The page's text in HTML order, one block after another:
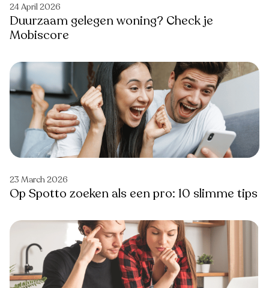
24 April 2026
Duurzaam gelegen woning? Check je
Mobiscore
23 March 2026
Op Spotto zoeken als een pro: 10 slimme tips